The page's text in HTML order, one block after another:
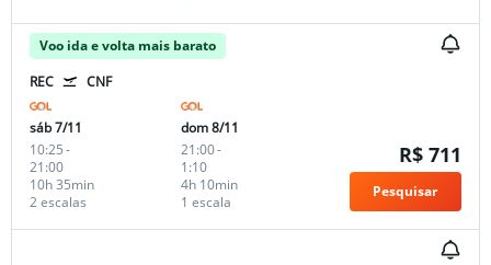
Voo ida e volta mais barato
REC
CNF
sáb 7/11
10:25-
21:00
2 escalas
10h 35min
dom 8/11
21:00-
1:10
1 escala
4h 10min
R$ 711
Pesquisar